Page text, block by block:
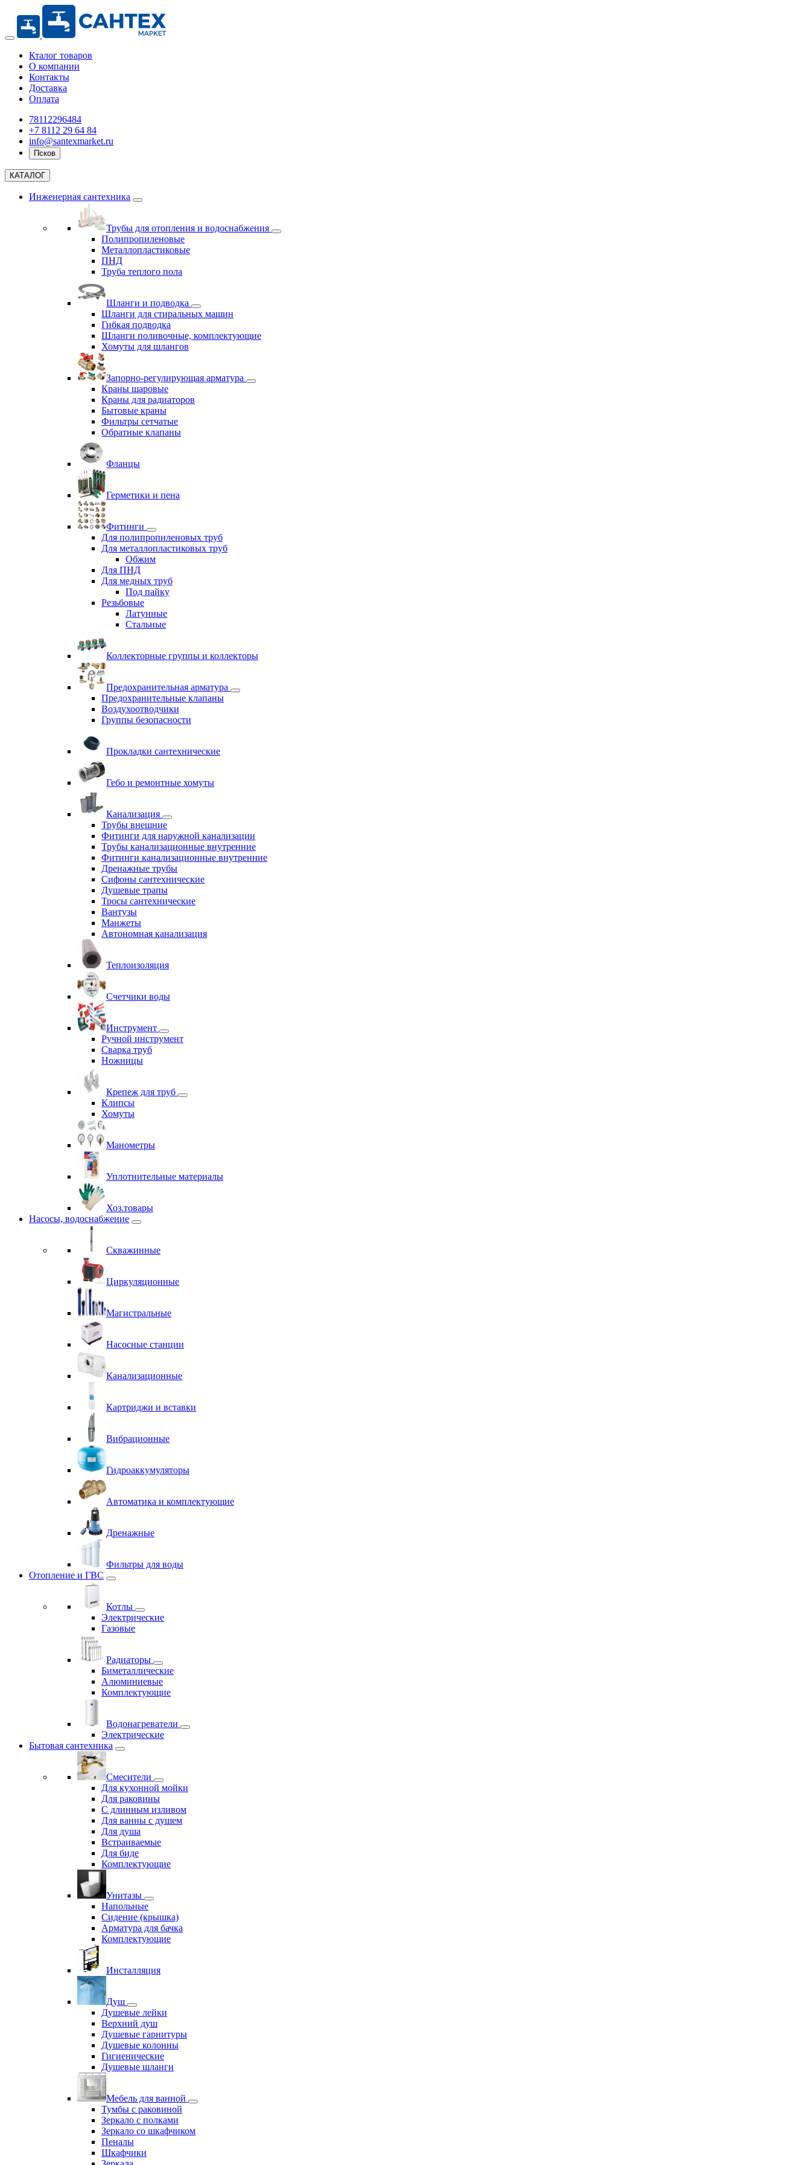
Кталог товаров
О компании
Контакты
Доставка
Оплата
78112296484
+7 8112 29 64 84
info@santexmarket.ru
Псков
КАТАЛОГ
Инженерная сантехника
Трубы для отопления и водоснабжения
Полипропиленовые
Металлопластиковые
ПНД
Труба теплого пола
Шланги и подводка
Шланги для стиральных машин
Гибкая подводка
Шланги поливочные, комплектующие
Хомуты для шлангов
Запорно-регулирующая арматура
Краны шаровые
Краны для радиаторов
Бытовые краны
Фильтры сетчатые
Обратные клапаны
Фланцы
Герметики и пена
Фитинги
Для полипропиленовых труб
Для металлопластиковых труб
Обжим
Для ПНД
Для медных труб
Под пайку
Резьбовые
Латунные
Cтальные
Коллекторные группы и коллекторы
Предохранительная арматура
Предохранительные клапаны
Воздухоотводчики
Группы безопасности
Прокладки сантехнические
Гебо и ремонтные хомуты
Канализация
Трубы внешние
Фитинги для наружной канализации
Трубы канализационные внутренние
Фитинги канализационные внутренние
Дренажные трубы
Сифоны сантехнические
Душевые трапы
Тросы сантехнические
Вантузы
Манжеты
Автономная канализация
Теплоизоляция
Счетчики воды
Инструмент
Ручной инструмент
Сварка труб
Ножницы
Крепеж для труб
Клипсы
Хомуты
Манометры
Уплотнительные материалы
Хоз.товары
Насосы, водоснабжение
Скважинные
Циркуляционные
Магистральные
Насосные станции
Канализационные
Картриджи и вставки
Вибрационные
Гидроаккумуляторы
Автоматика и комплектующие
Дренажные
Фильтры для воды
Отопление и ГВС
Котлы
Электрические
Газовые
Радиаторы
Биметаллические
Алюминиевые
Комплектующие
Водонагреватели
Электрические
Бытовая сантехника
Смесители
Для кухонной мойки
Для раковины
С длинным изливом
Для ванны с душем
Для душа
Встраиваемые
Для биде
Комплектующие
Унитазы
Напольные
Сидение (крышка)
Арматура для бачка
Комплектующие
Инсталляция
Душ
Душевые лейки
Верхний душ
Душевые гарнитуры
Душевые колонны
Гигиенические
Душевые шланги
Мебель для ванной
Тумбы с раковиной
Зеркало с полками
Зеркало со шкафчиком
Пеналы
Шкафчики